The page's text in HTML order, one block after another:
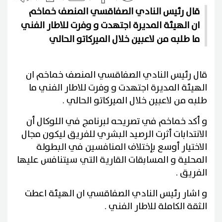
قال رئيس النادي الصفاقسي المنصف خماخم
ان الهيئة المديرة اجتهدت و وفرت للاطار الفني
ما طلبه من لاعبين خلال الميركاتو الحالي
قال رئيس النادي الصفاقسي المنصف خماخم ان
الهيئة المديرة اجتهدت و وفرت للاطار الفني ما
طلبه من لاعبين خلال الميركاتو الحالي .
و أكد خماخم في تصريحه لبرنامج في اللوكال أن
الانتدابات أثرت الرصيد البشري للفريق ليكون مجال
الاختيار أوسع بإختلاف المنافسين في البطولة
المحلية و المسابقات القارية التي سيتنافس عليها
الفريق .
و اشار رئيس النادي الصفاقسي ان الهيئة اعطت
الثقة الكاملة للاطار الفني .